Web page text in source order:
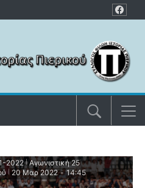
2022 | Αγωνιστική 25
20 Μαρ 2022 - 14:45